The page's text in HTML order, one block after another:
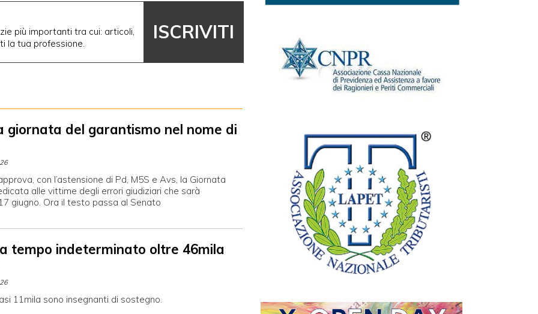
più importanti tra cui: articoli,
la tua professione.
ISCRIVITI
giornata del garantismo nel nome di
con l’astensione di Pd, M5S e Avs, la Giornata
alle vittime degli errori giudiziari che sarà
giugno. Ora il testo passa al Senato
tempo indeterminato oltre 46mila
11mila sono insegnanti di sostegno.